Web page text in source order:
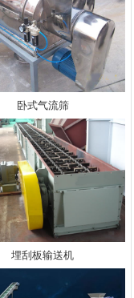
卧式气流筛
埋刮板输送机